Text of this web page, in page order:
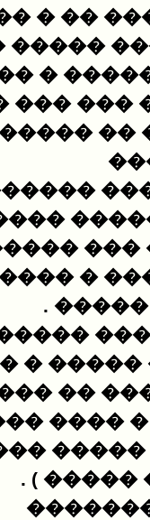
����
���
����
.
������
��
) .
� -